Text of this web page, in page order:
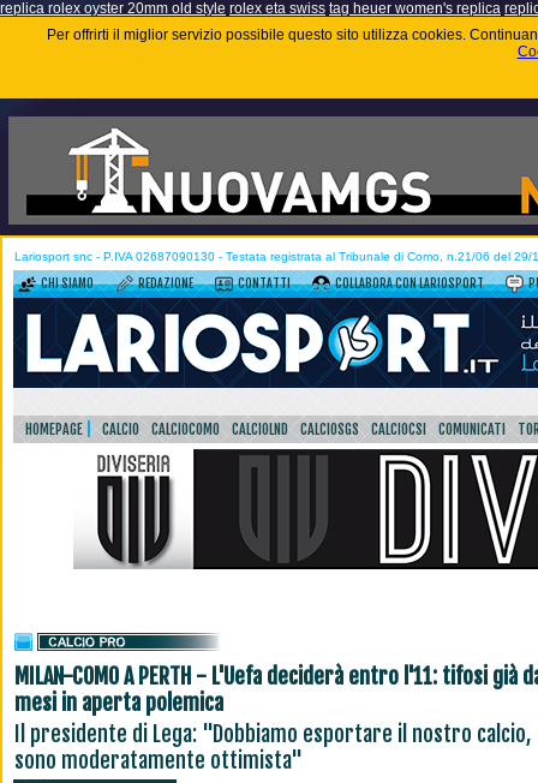
replica rolex oyster 20mm old style rolex eta swiss tag heuer women's replica
Per offrirti il miglior servizio possibile questo sito utilizza cookies.
Lariosport snc - P.IVA 02687090130 - Testata registrata al Tribunale di Como, n.21/06 del 29/
CHI SIAMO REDAZIONE CONTATTI COLLABORA CON LARIOSPORT
HOMEPAGE CALCIO CALCIOCOMO CALCIOLND CALCIOSGS CALCIOCSI COMUNICATI
MILAN-COMO A PERTH - L'Uefa deciderà entro l'11: tifosi già
mesi in aperta polemica
Il presidente di Lega: "Dobbiamo esportare il nostro calcio,
sono moderatamente ottimista"